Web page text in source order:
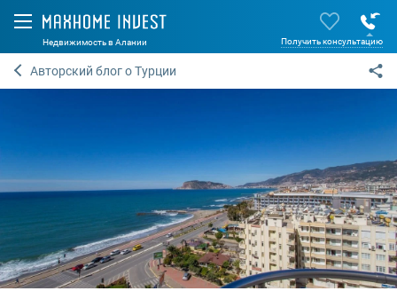
Недвижимость в Алании Получить консультацию
Авторский блог о Турции